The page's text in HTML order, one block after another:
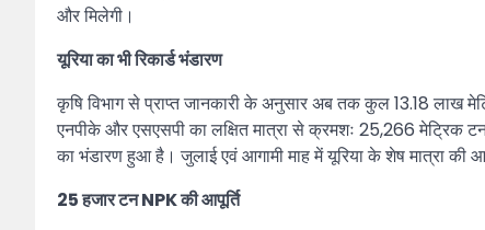
और मिलेगी।
यूरिया का भी रिकार्ड भंडारण
कृषि विभाग से प्राप्त जानकारी के अनुसार अब तक कुल 13.18 लाख
एनपीके और एसएसपी का लक्षित मात्रा से क्रमशः 25,266 मेट्रिक
का भंडारण हुआ है। जुलाई एवं आगामी माह में यूरिया के शेष मात्रा की
25 हजार टन NPK की आपूर्ति